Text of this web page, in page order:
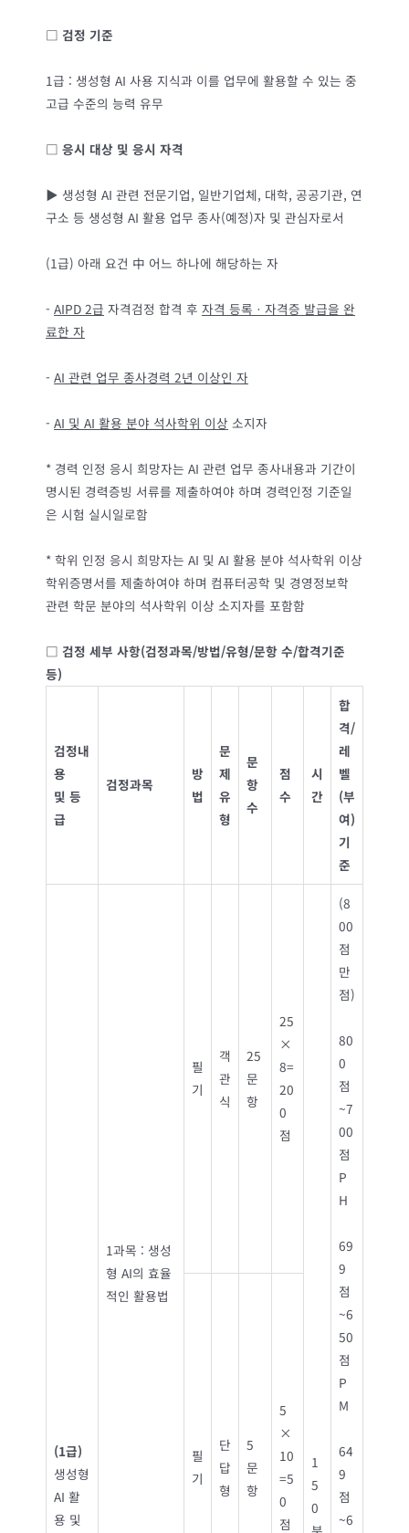
□ 검정 기준
1급 : 생성형 AI 사용 지식과 이를 업무에 활용할 수 있는 중
고급 수준의 능력 유무
□ 응시 대상 및 응시 자격
▶ 생성형 AI 관련 전문기업, 일반기업체, 대학, 공공기관, 연
구소 등 생성형 AI 활용 업무 종사(예정)자 및 관심자로서
(1급) 아래 요건 中 어느 하나에 해당하는 자
- AIPD 2급 자격검정 합격 후 자격 등록ㆍ자격증 발급을 완
료한 자
- AI 관련 업무 종사경력 2년 이상인 자
- AI 및 AI 활용 분야 석사학위 이상 소지자
* 경력 인정 응시 희망자는 AI 관련 업무 종사내용과 기간이
명시된 경력증빙 서류를 제출하여야 하며 경력인정 기준일
은 시험 실시일로함
* 학위 인정 응시 희망자는 AI 및 AI 활용 분야 석사학위 이상
학위증명서를 제출하여야 하며 컴퓨터공학 및 경영정보학
관련 학문 분야의 석사학위 이상 소지자를 포함함
□ 검정 세부 사항(검정과목/방법/유형/문항 수/합격기준
등)
검정내
용
및 등
급
검정과목
방
법
문
제
유
형
문
항
수
점
수
시
간
합
격/
레
벨
(부
여)
기
준
(1급)
생성형
AI 활
용 및
1과목 : 생성
형 AI의 효율
적인 활용법
필
기
객
관
식
25
문
항
25
×
8=
20
0
점
1
5
0
(8
00
점
만
점)
80
0
점
~7
00
점
P
H
69
9
점
~6
50
점
P
M
64
9
점
~6
필
기
단
답
형
5
문
항
5
×
10
=5
0
점